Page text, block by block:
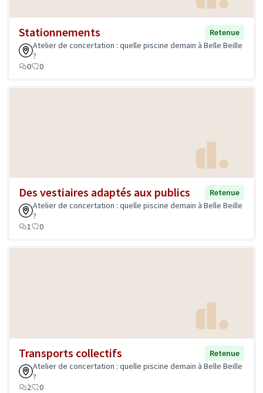
Stationnements
Retenue
Atelier de concertation : quelle piscine demain à Belle Beille
?
0
0
Des vestiaires adaptés aux publics
Retenue
Atelier de concertation : quelle piscine demain à Belle Beille
?
1
0
Transports collectifs
Retenue
Atelier de concertation : quelle piscine demain à Belle Beille
?
2
0